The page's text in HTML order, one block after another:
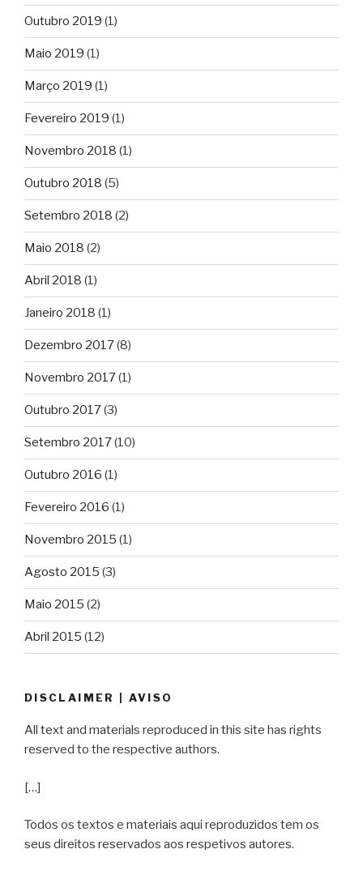
Outubro 2019 (1)
Maio 2019 (1)
Março 2019 (1)
Fevereiro 2019 (1)
Novembro 2018 (1)
Outubro 2018 (5)
Setembro 2018 (2)
Maio 2018 (2)
Abril 2018 (1)
Janeiro 2018 (1)
Dezembro 2017(8)
Novembro 2017(1)
Outubro 2017(3)
Setembro 2017(10)
Outubro 2016 (1)
Fevereiro 2016 (1)
Novembro 2015 (1)
Agosto 2015 (3)
Maio 2015 (2)
Abril 2015 (12)
DISCLAIMER | AVISO
All text and materials reproduced in this site has rights
reserved to the respective authors.
[…]
Todos os textos e materiais aqui reproduzidos tem os
seus direitos reservados aos respetivos autores.